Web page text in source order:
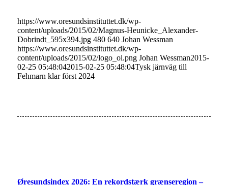
https://www.oresundsinstituttet.dk/wp-
content/uploads/2015/02/Magnus-Heunicke_Alexander-
Dobrindt_595x394.jpg 480 640 Johan Wessman
https://www.oresundsinstituttet.dk/wp-
content/uploads/2015/02/logo_oi.png Johan Wessman2015-
02-25 05:48:042015-02-25 05:48:04Tysk järnväg till
Fehmarn klar först 2024
Øresundsindex 2026: En rekordstærk grænseregion –